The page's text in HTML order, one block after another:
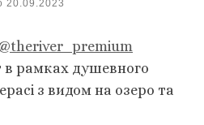
20.09.2023
рамках душевного
з видом на озеро та